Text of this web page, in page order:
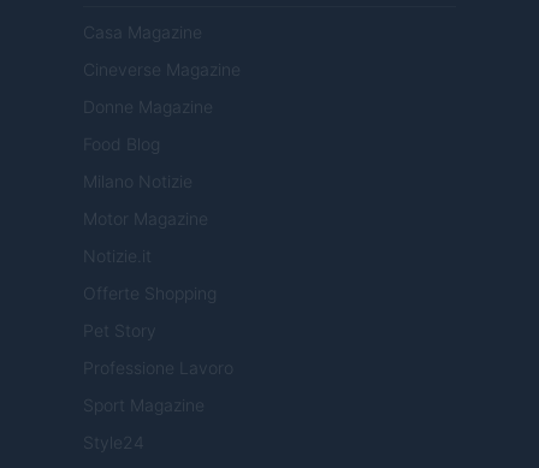
Casa Magazine
Cineverse Magazine
Donne Magazine
Food Blog
Milano Notizie
Motor Magazine
Notizie.it
Offerte Shopping
Pet Story
Professione Lavoro
Sport Magazine
Style24